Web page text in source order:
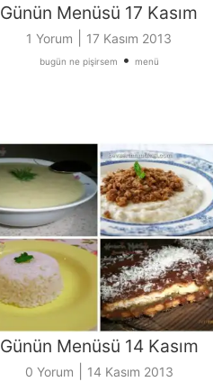
Günün Menüsü 17 Kasım
1 Yorum 17 Kasım 2013
bugün ne pişirsem • menü
Günün Menüsü 14 Kasım
0 Yorum 14 Kasım 2013